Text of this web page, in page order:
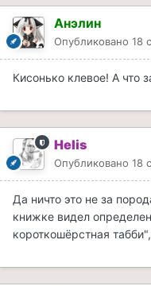
Анэлин
Опубликовано 18
Кисонько клевое! А что
Helis
Опубликовано 18
Да ничто это не за
книжке видел
короткошёрстная